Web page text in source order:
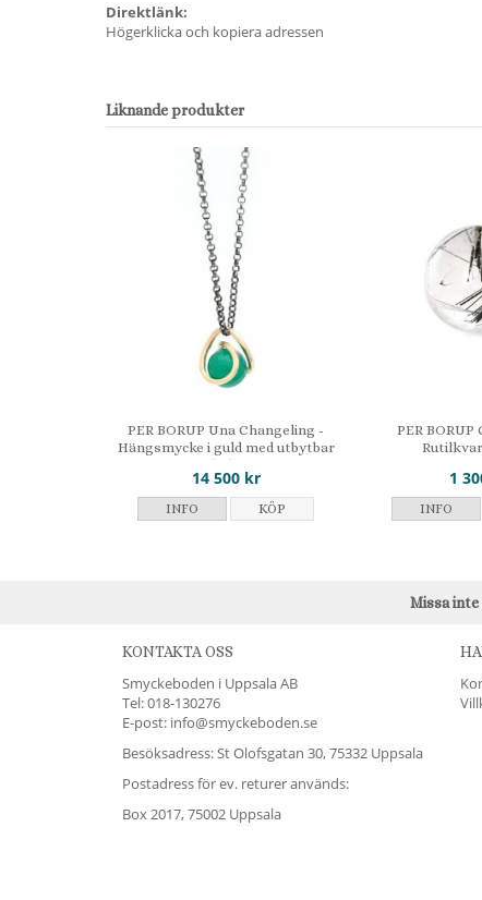
Direktlänk:
Högerklicka och kopiera adressen
Liknande produkter
PER BORUP Una Changeling -
Hängsmycke i guld med utbytbar
kula
14 500 kr
INFO KÖP
PER
1
INFO
Missa
KONTAKTA OSS
Smyckeboden i Uppsala AB
Tel:018-130276
E-post: info@smyckeboden.se
Besöksadress: St Olofsgatan 30, 75332 Uppsala
Postadress för ev. returer används:
Box 2017, 75002 Uppsala